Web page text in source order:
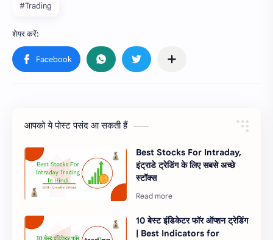
#Trading
आपको ये पोस्ट पसंद आ सकती हैं
Best Stocks For Intraday,
इंट्राडे ट्रेडिंग के लिए सबसे अच्छे
स्टॉक्स
10 बेस्ट इंडिकेटर फॉर ऑप्शन ट्रेडिंग
| Best Indicators for